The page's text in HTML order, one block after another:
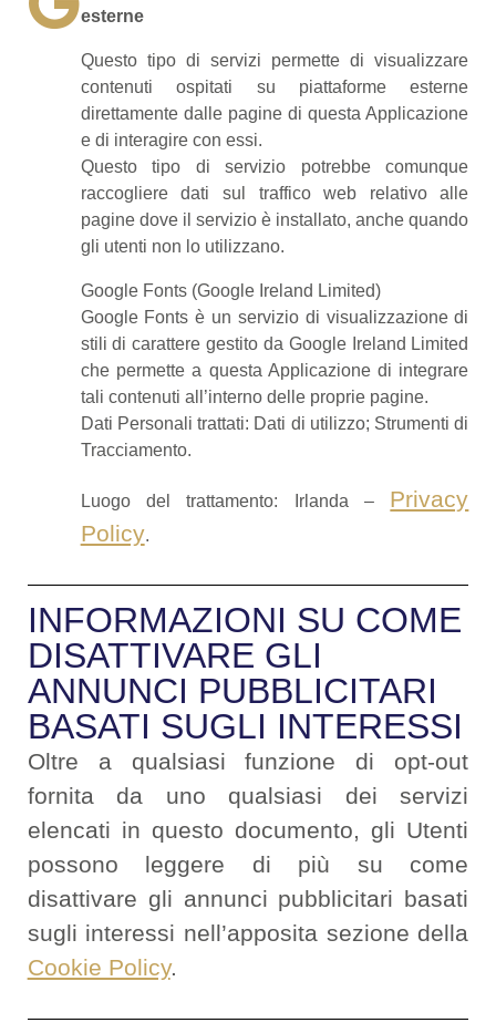
esterne
Questo tipo di servizi permette di visualizzare
contenuti ospitati su piattaforme esterne
direttamente dalle pagine di questa Applicazione
e di interagire con essi.
Questo tipo di servizio potrebbe comunque
raccogliere dati sul traffico web relativo alle
pagine dove il servizio è installato, anche quando
gli utenti non lo utilizzano.
Google Fonts (Google Ireland Limited)
Google Fonts è un servizio di visualizzazione di
stili di carattere gestito da Google Ireland Limited
che permette a questa Applicazione di integrare
tali contenuti all’interno delle proprie pagine.
Dati Personali trattati: Dati di utilizzo; Strumenti di
Tracciamento.
Luogo del trattamento: Irlanda – Privacy
Policy.
INFORMAZIONI SU COME
DISATTIVARE GLI
ANNUNCI PUBBLICITARI
BASATI SUGLI INTERESSI
Oltre a qualsiasi funzione di opt-out
fornita da uno qualsiasi dei servizi
elencati in questo documento, gli Utenti
possono leggere di più su come
disattivare gli annunci pubblicitari basati
sugli interessi nell’apposita sezione della
Cookie Policy.